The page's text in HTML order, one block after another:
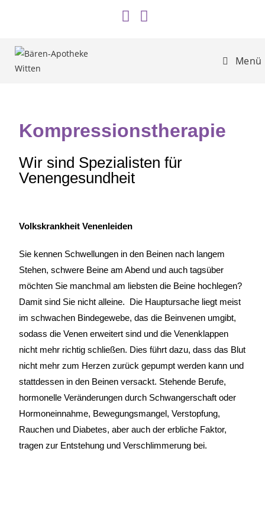
Menü
Kompressionstherapie
Wir sind Spezialisten für
Venengesundheit
Volkskrankheit Venenleiden
Sie kennen Schwellungen in den Beinen nach langem
Stehen, schwere Beine am Abend und auch tagsüber
möchten Sie manchmal am liebsten die Beine hochlegen?
Damit sind Sie nicht alleine. Die Hauptursache liegt meist
im schwachen Bindegewebe, das die Beinvenen umgibt,
sodass die Venen erweitert sind und die Venenklappen
nicht mehr richtig schließen. Dies führt dazu, dass das Blut
nicht mehr zum Herzen zurück gepumpt werden kann und
stattdessen in den Beinen versackt. Stehende Berufe,
hormonelle Veränderungen durch Schwangerschaft oder
Hormoneinnahme, Bewegungsmangel, Verstopfung,
Rauchen und Diabetes, aber auch der erbliche Faktor,
tragen zur Entstehung und Verschlimmerung bei.